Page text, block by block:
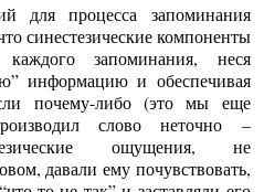
для процесса запоминания
синестезические компоненты
запоминания, неся
информацию и обеспечивая
почему-либо (это мы еще
слово неточно –
ощущения, не
давали ему почувствовать,